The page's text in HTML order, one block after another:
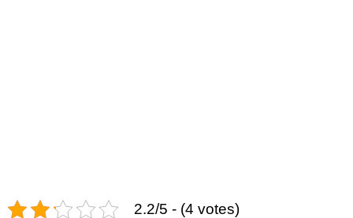
2.2/5 - (4 votes)